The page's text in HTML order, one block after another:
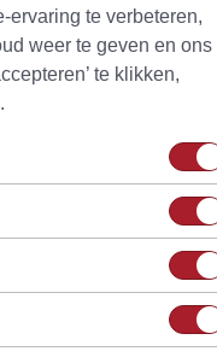
het gekookte water
ervaring te verbeteren,
weer te geven en ons
te klikken,